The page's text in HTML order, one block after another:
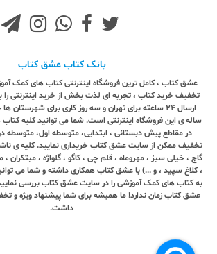
بانک کتاب عشق کتاب
عشق کتاب ، کامل ترین فروشگاه اینترنتی کتاب های کمک
تخفیف خرید کتاب ، تجربه ای لذت بخش از خرید اینترنتی را
ارسال ٢٤ ساعته برای تهران و سه روز کاری برای
ساله ی این فروشگاه اینترنتی است. شما می توانید کلیه
در مقاطع پیش دبستانی ، ابتدایی، متوسطه اول، متوسطه
تخفیف ممکن از سایت عشق کتاب خریداری نمایید. کلیه ی
گاج ، خیلی سبز ، مهروماه ، قلم چی ، کاگو ، گلواژه ، مبتکران ،
، کلاغ سپید ، و ...) با عشق کتاب همکاری داشته و شما می
به کتاب های کمک آموزشی را در سایت عشق کتاب بررسی
عشق کتاب زمان ندارد! ما همیشه برای شما پیشنهاد ویژه و
داشت.